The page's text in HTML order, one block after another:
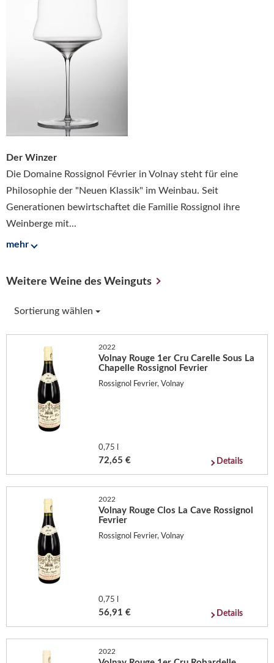
Der Winzer
Die Domaine Rossignol Février in Volnay steht für eine
Philosophie der "Neuen Klassik" im Weinbau. Seit
Generationen bewirtschaftet die Familie Rossignol ihre
Weinberge mit...
mehr
Weitere Weine des Weinguts
Sortierung wählen
2022
Volnay Rouge 1er Cru Carelle Sous La
Chapelle Rossignol Fevrier
Rossignol Fevrier, Volnay
0,75 l
72,65 € Details
2022
Volnay Rouge Clos La Cave Rossignol
Fevrier
Rossignol Fevrier, Volnay
0,75 l
56,91 € Details
2022